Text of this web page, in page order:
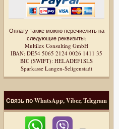
Оплату также можно перечислить на
следующие реквизиты:
Multilex Consulting GmbH
IBAN: DE54 5065 2124 0026 1411 35
BIC (SWIFT): HELADEF1SLS
Sparkasse Langen-Seligenstadt
Связь по WhatsApp, Viber, Telegram